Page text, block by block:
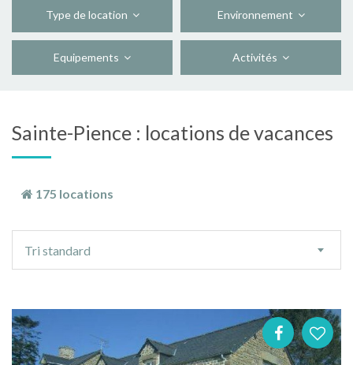
Type de location Environnement
Equipements Activités
Sainte-Pience : locations de vacances
175 locations
tri
Tri standard